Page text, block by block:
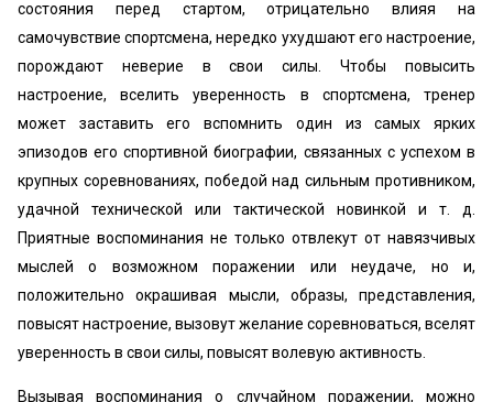
состояния перед стартом, отрицательно влияя на
самочувствие спортсмена, нередко ухудшают его настроение,
порождают неверие в свои силы. Чтобы повысить
настроение, вселить уверенность в спортсмена, тренер
может заставить его вспомнить один из самых ярких
эпизодов его спортивной биографии, связанных с успехом в
крупных соревнованиях, победой над сильным противником,
удачной технической или тактической новинкой и т. д.
Приятные воспоминания не только отвлекут от навязчивых
мыслей о возможном поражении или неудаче, но и,
положительно окрашивая мысли, образы, представления,
повысят настроение, вызовут желание соревноваться, вселят
уверенность в свои силы, повысят волевую активность.
Вызывая воспоминания о случайном поражении, можно